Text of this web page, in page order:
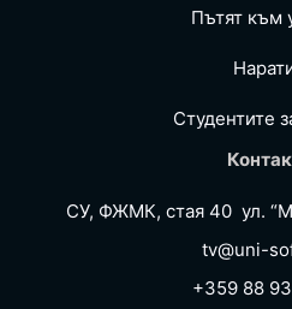
Пътят към
Студентите
СУ, ФЖМК, стая 40 ул.
tv@uni-
+359 88